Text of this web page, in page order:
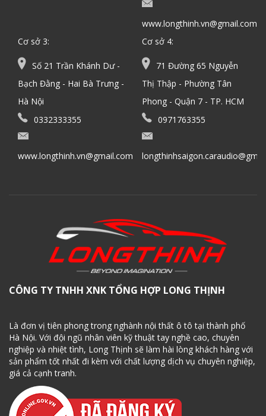
www.longthinh.vn@gmail.com
Cơ sở 3:
Số 21 Trần Khánh Dư -
Bạch Đằng - Hai Bà Trưng -
Hà Nội
0332333355
www.longthinh.vn@gmail.com
Cơ sở 4:
71 Đường 65 Nguyễn
Thị Thập - Phường Tân
Phong - Quận 7 - TP. HCM
0971763355
CÔNG TY TNHH XNK TỔNG HỢP LONG THỊNH
Là đơn vị tiên phong trong nghành nội thất ô tô tại thành phố
Hà Nội. Với đội ngũ nhân viên kỹ thuật tay nghề cao, chuyên
nghiệp và nhiệt tình, Long Thịnh sẽ làm hài lòng khách hàng với
sản phẩm tốt nhất đi kèm với chất lượng dịch vụ chuyên nghiệp,
giá cả cạnh tranh.